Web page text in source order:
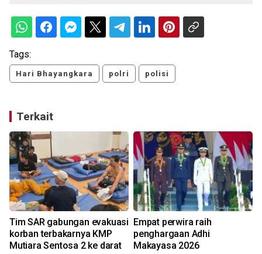
Tags:
Hari Bhayangkara polri polisi
Terkait
Tim SAR gabungan evakuasi
korban terbakarnya KMP
Mutiara Sentosa 2 ke darat
Empat perwira raih
penghargaan Adhi
Makayasa 2026